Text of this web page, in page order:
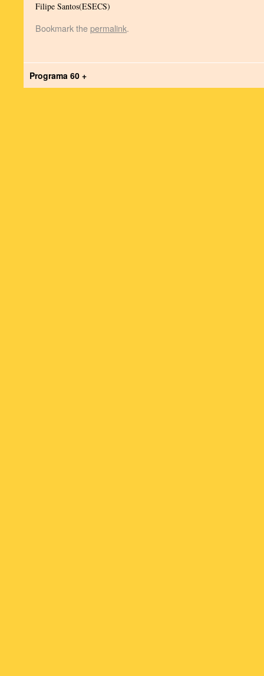
Filipe Santos(ESECS)
Bookmark thepermalink.
Programa 60 +